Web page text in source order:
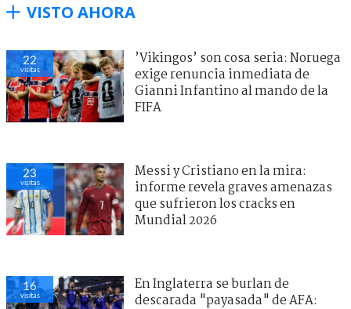
VISTO AHORA
23
visitas
’Vikingos’ son cosa seria: Noruega
exige renuncia inmediata de
Gianni Infantino al mando de la
FIFA
20
visitas
Messi y Cristiano en la mira:
informe revela graves amenazas
que sufrieron los cracks en
Mundial 2026
17
visitas
En Inglaterra se burlan de
descarada "payasada" de AFA: